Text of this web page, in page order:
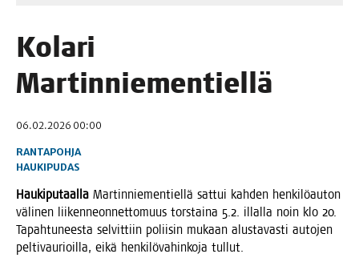
Kola­ri
Martinniementiellä
06.02.2026 00:00
RANTAPOHJA
HAUKIPUDAS
Hau­ki­pu­taal­la Mar­tin­nie­men­tiel­lä sat­tui kah­den hen­ki­lö­au­ton
väli­nen lii­ken­neon­net­to­muus tors­tai­na 5.2. illal­la noin klo 20.
Tapah­tu­nees­ta sel­vit­tiin polii­sin mukaan alus­ta­vas­ti auto­jen
pel­ti­vau­rioil­la, eikä hen­ki­lö­va­hin­ko­ja tullut.